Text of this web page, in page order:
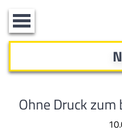
Toggle
navigation
Ohne Druck zum